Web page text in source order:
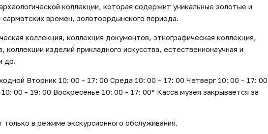
коллекции, которая содержит уникальные золотые и
времен, золотоордынского периода.
коллекция, коллекция документов, этнографическая коллекция,
изделий прикладного искусства, естественнонаучная и
др.
Вторник 10: 00 - 17: 00 Среда 10: 00 - 17: 00 Четверг 10: 00 - 17: 00
00 - 19: 00 Воскресенье 10: 00 - 17: 00* Касса музея закрывается за
в режиме экскурсионного обслуживания.